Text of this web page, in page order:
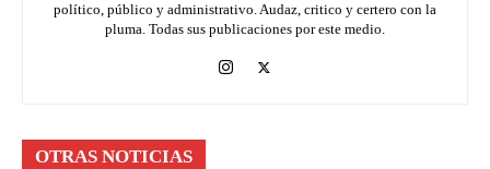
político, público y administrativo. Audaz, critico y certero con la
pluma. Todas sus publicaciones por este medio.
OTRAS NOTICIAS